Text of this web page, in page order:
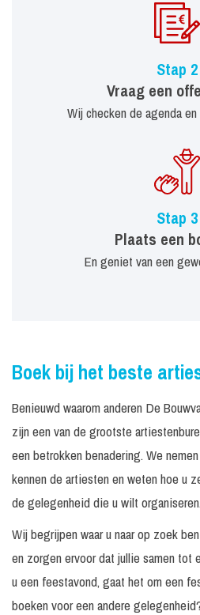
Stap 2
Vraag een
Wij checken de agenda
Stap 3
Plaats een
En geniet van een
Boek bij het beste
Benieuwd waarom anderen De
zijn een van de grootste
een betrokken benadering. We
kennen de artiesten en weten hoe u
de gelegenheid die u wilt
Wij begrijpen waar u naar op zoek
en zorgen ervoor dat jullie samen tot
u een feestavond, gaat het om een
boeken voor een andere